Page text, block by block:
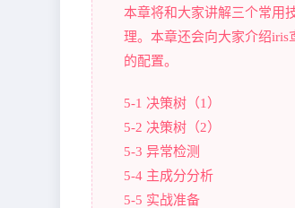
本章将和大家讲解三个常用
理。本章还会向大家介绍iris
的配置。
5-1 决策树（1）
5-2 决策树（2）
5-3 异常检测
5-4 主成分分析
5-5 实战准备